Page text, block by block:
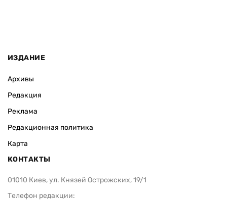
ИЗДАНИЕ
Архивы
Редакция
Реклама
Редакционная политика
Карта
КОНТАКТЫ
01010 Киев, ул. Князей Острожских, 19/1
Телефон редакции: